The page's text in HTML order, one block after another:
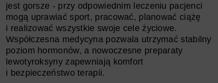
jest gorsze - przy odpowiednim leczeniu pacjenci
mogą uprawiać sport, pracować, planować ciążę
i realizować wszystkie swoje cele życiowe.
Współczesna medycyna pozwala utrzymać stabilny
poziom hormonów, a nowoczesne preparaty
lewotyroksyny zapewniają komfort
i bezpieczeństwo terapii.